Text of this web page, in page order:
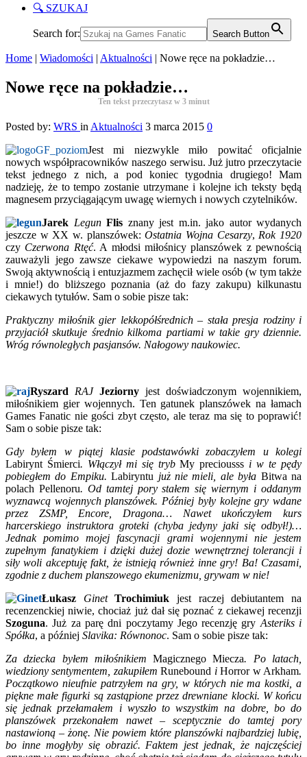
🔍 SZUKAJ
Search for: Search Button
Home | Wiadomości | Aktualności | Nowe ręce na pokładzie…
Nowe ręce na pokładzie…
Ten tekst przeczytasz w 3 minut
Posted by: WRS in Aktualności 3 marca 2015 0
Jest mi niezwykle miło powitać oficjalnie
nowych współpracowników naszego serwisu. Już jutro przeczytacie
tekst jednego z nich, a pod koniec tygodnia drugiego! Mam
nadzieję, że to tempo zostanie utrzymane i kolejne ich teksty będą
magnesem przyciągającym uwagę wiernych i nowych czytelników.
Jarek LegunFlis znany jest m.in. jako autor wydanych
jeszcze w XX w. planszówek:Ostatnia Wojna Cesarzy, Rok 1920
czy Czerwona Rtęć. A młodsi miłośnicy planszówek z pewnością
zauważyli jego zawsze ciekawe wypowiedzi na naszym forum.
Swoją aktywnością i entuzjazmem zachęcił wiele osób (w tym także
i mnie!) do bliższego poznania (aż do fazy zakupu) kilkunastu
ciekawych tytułów. Sam o sobie pisze tak:
Praktyczny miłośnik gier lekkopółśrednich – stała presja rodziny i
przyjaciół skutkuje średnio kilkoma partiami w takie gry dziennie.
Wróg równoległych pasjansów. Nałogowy naukowiec.
Ryszard RAJJeziorny jest doświadczonym wojennikiem,
miłośnikiem gier wojennych. Ten gatunek planszówek na łamach
Games Fanatic nie gości zbyt często, ale teraz ma się to poprawić!
Sam o sobie pisze tak:
Gdy byłem w piątej klasie podstawówki zobaczyłem u kolegi
Labirynt Śmierci. Włączył mi się trybMy preciousss i w te pędy
pobiegłem do Empiku.Labiryntu już nie mieli, ale była Bitwa na
polach Pellenoru. Od tamtej pory stałem się wiernym i oddanym
wyznawcą wojennych planszówek. Później były kolejne gry wdane
przez ZSMP, Encore, Dragona… Nawet ukończyłem kurs
harcerskiego instruktora groteki (chyba jedyny jaki się odbył!)…
Jednak pomimo mojej fascynacji grami wojennymi nie jestem
zupełnym fanatykiem i dzięki dużej dozie wewnętrznej tolerancji i
siły woli akceptuję fakt, że istnieją również inne gry! Ba! Czasami,
zgodnie z duchem planszowego ekumenizmu, grywam w nie!
Łukasz GinetTrochimiuk jest raczej debiutantem na
recenzenckiej niwie, chociaż już dał się poznać z ciekawej recenzji
Szoguna. Już za parę dni poczytamy Jego recenzję gry Asteriks i
Spółka, a później Slavika: Równonoc. Sam o sobie pisze tak:
Za dziecka byłem miłośnikiemMagicznego Miecza. Po latach,
wiedziony sentymentem, zakupiłemRunebound iHorror w Arkham.
Początkowo nieufnie patrzyłem na gry, w których nie ma kostki, a
piękne małe figurki są zastąpione przez drewniane klocki. W końcu
się jednak przełamałem i wyszło to wszystkim na dobre, bo do
planszówek przekonałem nawet – sceptycznie do tamtej pory
nastawioną – żonę. Nie powiem które planszówki najbardziej lubię,
bo inne mogłyby się obrazić. Faktem jest jednak, że najczęściej